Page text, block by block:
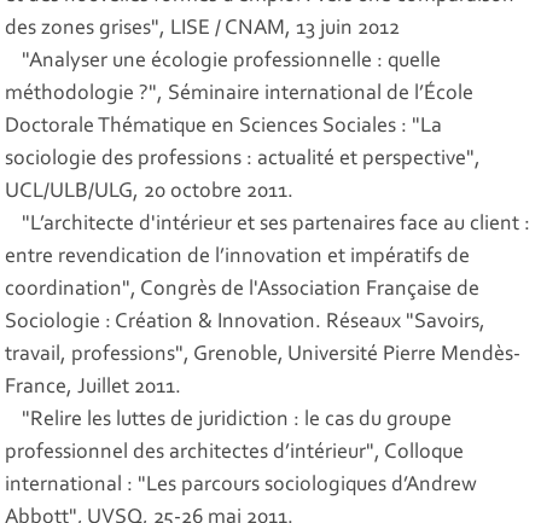
des zones grises", LISE / CNAM, 13 juin 2012
"Analyser une écologie professionnelle : quelle
méthodologie ?", Séminaire international de l’École
Doctorale Thématique en Sciences Sociales : "La
sociologie des professions : actualité et perspective",
UCL/ULB/ULG, 20 octobre 2011.
"L’architecte d'intérieur et ses partenaires face au client :
entre revendication de l’innovation et impératifs de
coordination", Congrès de l'Association Française de
Sociologie : Création & Innovation. Réseaux "Savoirs,
travail, professions", Grenoble, Université Pierre Mendès-
France, Juillet 2011.
"Relire les luttes de juridiction : le cas du groupe
professionnel des architectes d’intérieur", Colloque
international : "Les parcours sociologiques d’Andrew
Abbott", UVSQ, 25-26 mai 2011.